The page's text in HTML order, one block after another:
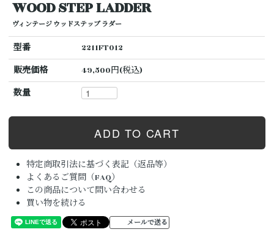
WOOD STEP LADDER
ヴィンテージ ウッドステップ ラダー
型番
2211FT012
販売価格
49,500円(税込)
数量
特定商取引法に基づく表記（返品等）
よくあるご質問（FAQ）
この商品について問い合わせる
買い物を続ける
メールで送る